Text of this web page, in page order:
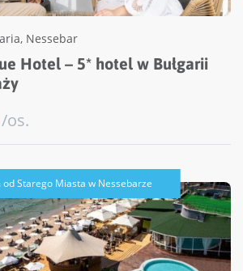
, Nessebar
Hotel – 5* hotel w Bułgarii
/os.
od Starego Miasta w Nessebarze